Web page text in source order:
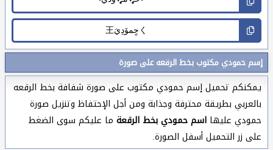
إسم حمودي مكتوب بخط الرقعه على صورة
يمكنكم تحميل إسم حمودي مكتوب على صورة شفافة بخط الرقعه
بالعربي بطريقة محترفة وجذابة ومن أجل الإحتفاظ وتنزيل صورة
حمودي عليها اسم حمودي بخط الرقعة ما عليكم سوى الضغط
على زر التحميل أسفل الصورة.